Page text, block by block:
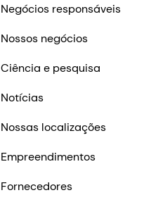
Negócios responsáveis
Nossos negócios
Ciência e pesquisa
Notícias
Nossas localizações
Empreendimentos
Fornecedores